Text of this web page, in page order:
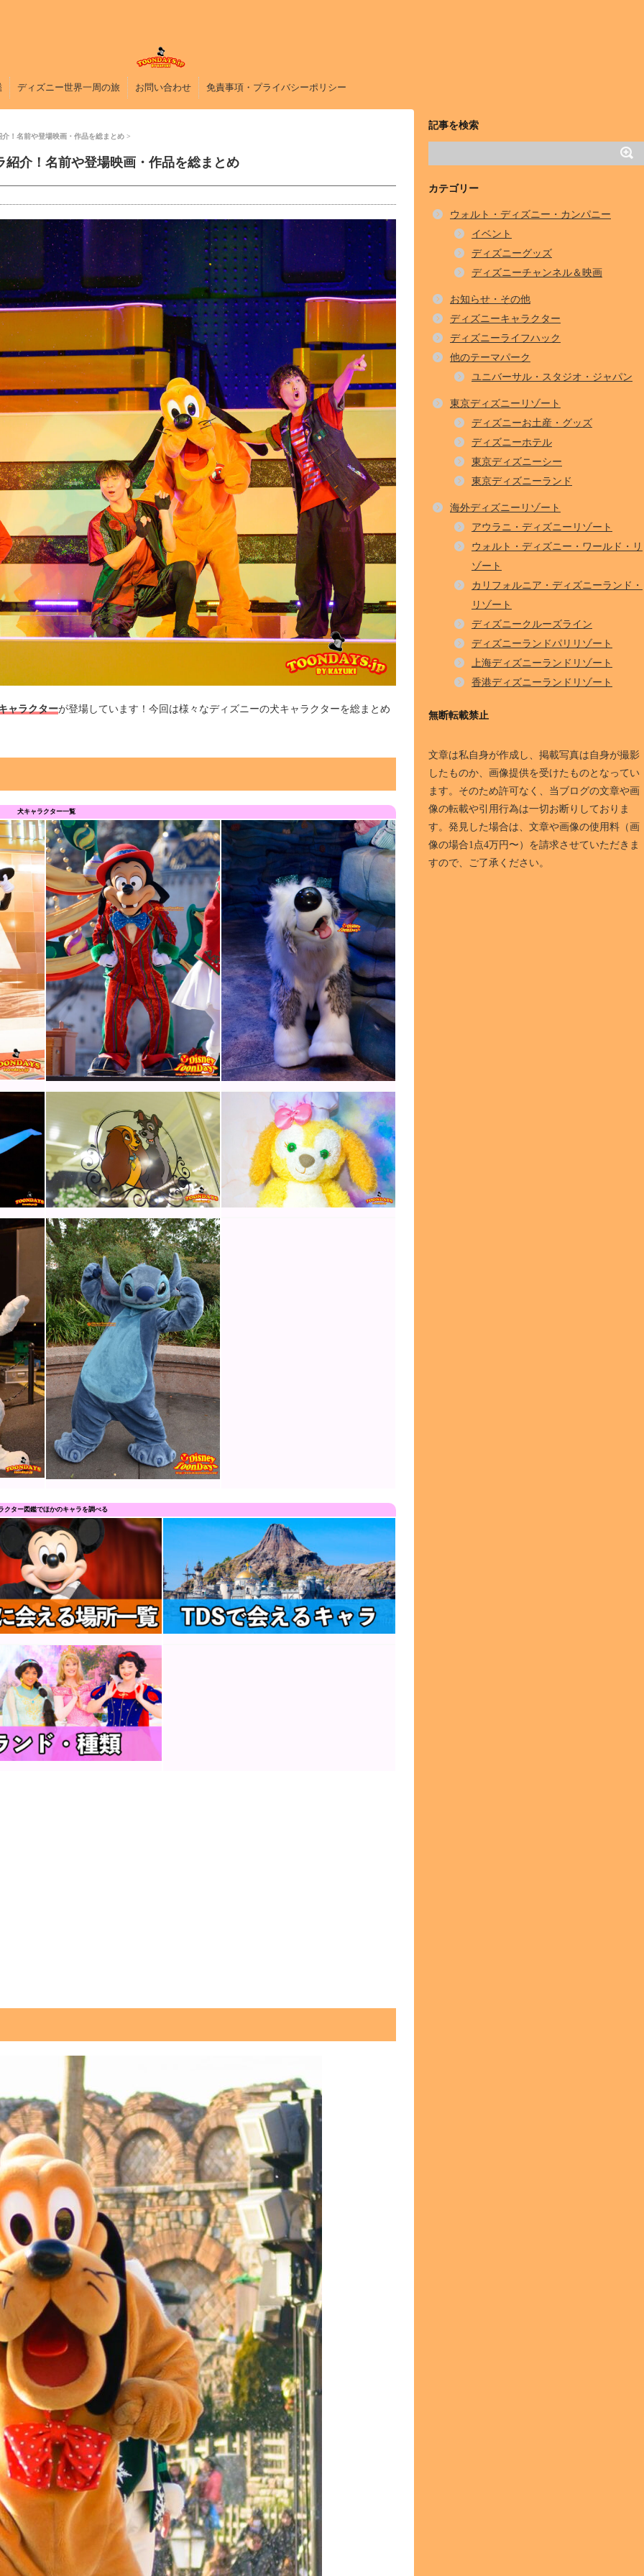
ディズニー世界一周の旅 お問い合わせ 免責事項・プライバシーポリシー
！名前や登場映画・作品を総まとめ
介！名前や登場映画・作品を総まとめ
ャラクターが登場しています！今回は様々なディズニーの犬キャラクターを総まとめ
犬キャラクター一覧
クター図鑑でほかのキャラを調べる
記事を検索
カテゴリー
ウォルト・ディズニー・カンパニー
イベント
ディズニーグッズ
ディズニーチャンネル＆映画
お知らせ・その他
ディズニーキャラクター
ディズニーライフハック
他のテーマパーク
ユニバーサル・スタジオ・ジャパン
東京ディズニーリゾート
ディズニーお土産・グッズ
ディズニーホテル
東京ディズニーシー
東京ディズニーランド
海外ディズニーリゾート
アウラニ・ディズニーリゾート
ウォルト・ディズニー・ワールド・リ
ゾート
カリフォルニア・ディズニーランド・
リゾート
ディズニークルーズライン
ディズニーランドパリリゾート
上海ディズニーランドリゾート
香港ディズニーランドリゾート
無断転載禁止
文章は私自身が作成し、掲載写真は自身が撮影
したものか、画像提供を受けたものとなってい
ます。そのため許可なく、当ブログの文章や画
像の転載や引用行為は一切お断りしておりま
す。発見した場合は、文章や画像の使用料（画
像の場合1点4万円〜）を請求させていただきま
すので、ご了承ください。